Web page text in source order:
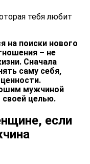
тебя любит
на поиски нового
– не
Сначала
саму себя,
мужчиной
целью.
если